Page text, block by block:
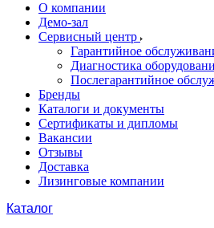
О компании
Демо-зал
Сервисный центр
Гарантийное
Диагностика
Послегарантийное
Бренды
Каталоги и документы
Сертификаты и дипломы
Вакансии
Отзывы
Доставка
Лизинговые компании
Каталог